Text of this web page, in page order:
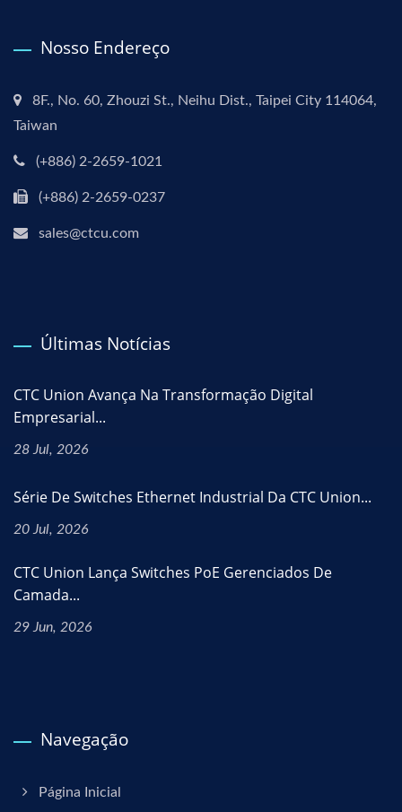
Nosso Endereço
8F., No. 60, Zhouzi St., Neihu Dist., Taipei City 114064,
Taiwan
(+886) 2-2659-1021
(+886) 2-2659-0237
sales@ctcu.com
Últimas Notícias
CTC Union Avança Na Transformação Digital
Empresarial...
28 Jul, 2026
Série De Switches Ethernet Industrial Da CTC Union...
20 Jul, 2026
CTC Union Lança Switches PoE Gerenciados De
Camada...
29 Jun, 2026
Navegação
Página Inicial